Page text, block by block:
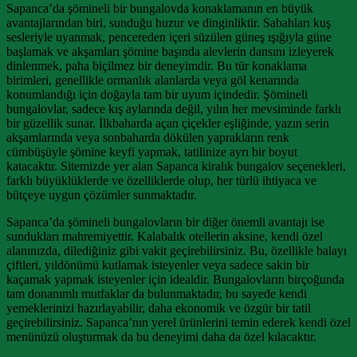
Sapanca’da şömineli bir bungalovda konaklamanın en büyük
avantajlarından biri, sunduğu huzur ve dinginliktir. Sabahları kuş
sesleriyle uyanmak, pencereden içeri süzülen güneş ışığıyla güne
başlamak ve akşamları şömine başında alevlerin dansını izleyerek
dinlenmek, paha biçilmez bir deneyimdir. Bu tür konaklama
birimleri, genellikle ormanlık alanlarda veya göl kenarında
konumlandığı için doğayla tam bir uyum içindedir. Şömineli
bungalovlar, sadece kış aylarında değil, yılın her mevsiminde farklı
bir güzellik sunar. İlkbaharda açan çiçekler eşliğinde, yazın serin
akşamlarında veya sonbaharda dökülen yaprakların renk
cümbüşüyle şömine keyfi yapmak, tatilinize ayrı bir boyut
katacaktır. Sitemizde yer alan Sapanca kiralık bungalov seçenekleri,
farklı büyüklüklerde ve özelliklerde olup, her türlü ihtiyaca ve
bütçeye uygun çözümler sunmaktadır.
Sapanca’da şömineli bungalovların bir diğer önemli avantajı ise
sundukları mahremiyettir. Kalabalık otellerin aksine, kendi özel
alanınızda, dilediğiniz gibi vakit geçirebilirsiniz. Bu, özellikle balayı
çiftleri, yıldönümü kutlamak isteyenler veya sadece sakin bir
kaçamak yapmak isteyenler için idealdir. Bungalovların birçoğunda
tam donanımlı mutfaklar da bulunmaktadır, bu sayede kendi
yemeklerinizi hazırlayabilir, daha ekonomik ve özgür bir tatil
geçirebilirsiniz. Sapanca’nın yerel ürünlerini temin ederek kendi özel
menünüzü oluşturmak da bu deneyimi daha da özel kılacaktır.